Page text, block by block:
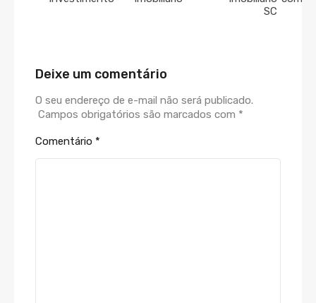
SC
Deixe um comentário
O seu endereço de e-mail não será publicado.
Campos obrigatórios são marcados com *
Comentário *